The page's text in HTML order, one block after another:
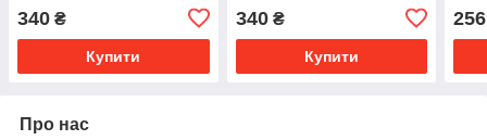
340 ₴
Купити
340₴
Купити
256
Про нас